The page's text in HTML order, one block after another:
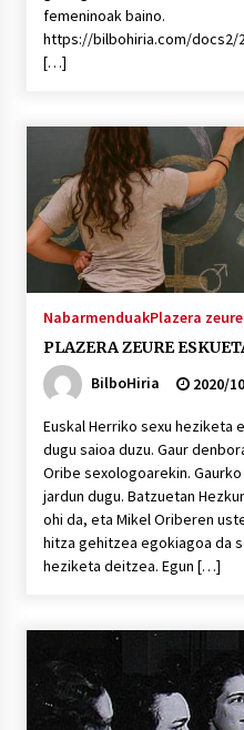
femeninoak baino.
https://bilbohiria.com/docs2/
[…]
NabarmenduakPlazera
PLAZERA ZEURE
BilboHiria
2020/
Euskal Herriko sexu heziketa
dugu saioa duzu. Gaur
Oribe sexologoarekin.
jardun dugu. Batzuetan
ohi da, eta Mikel Oriberen
hitza gehitzea egokiagoa da
heziketa deitzea. Egun […]